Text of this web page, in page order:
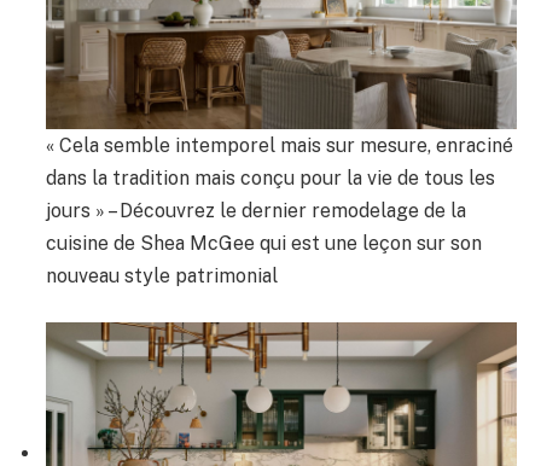
« Cela semble intemporel mais sur mesure, enraciné
dans la tradition mais conçu pour la vie de tous les
jours » – Découvrez le dernier remodelage de la
cuisine de Shea McGee qui est une leçon sur son
nouveau style patrimonial